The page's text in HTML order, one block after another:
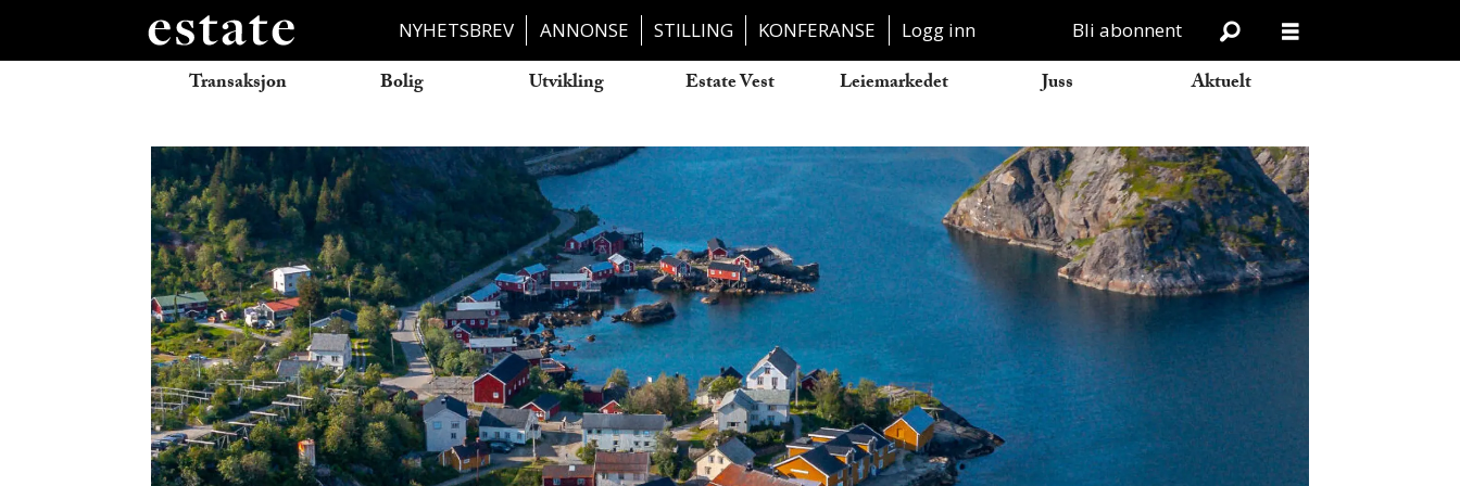
NYHETSBREV ANNONSE STILLING KONFERANSE Logg inn Bli abonnent
Transaksjon Bolig Utvikling Estate Vest Leiemarkedet Juss Aktuelt